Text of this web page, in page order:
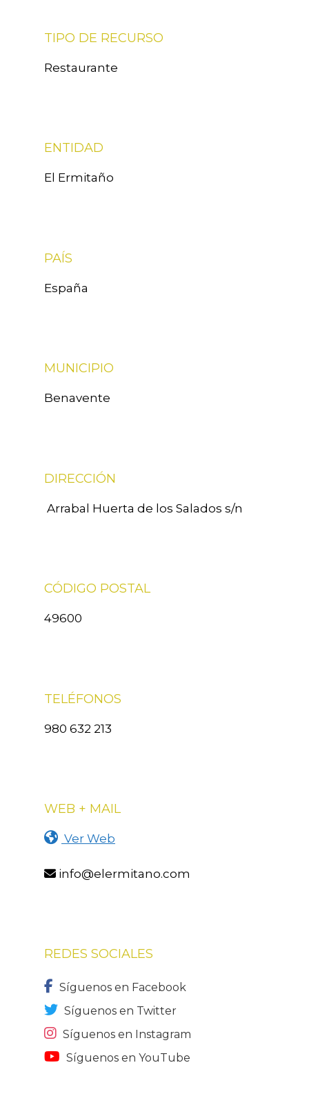
TIPO DE RECURSO
Restaurante
ENTIDAD
El Ermitaño
PAÍS
España
MUNICIPIO
Benavente
DIRECCIÓN
Arrabal Huerta de los Salados s/n
CÓDIGO POSTAL
49600
TELÉFONOS
980 632 213
WEB + MAIL
Ver Web
info@elermitano.com
REDES SOCIALES
Síguenos en Facebook
Síguenos en Twitter
Síguenos en Instagram
Síguenos en YouTube